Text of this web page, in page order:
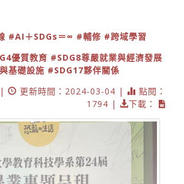
#AI＋SDGs＝∞ #輔修 #跨域學習
優質教育 #SDG8尊嚴就業與經濟發展
基礎設施 #SDG17夥伴關係
更新時間：2024-03-04 |
點閱：
1794 |
下載：